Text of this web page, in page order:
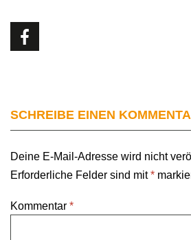
SCHREIBE EINEN
Deine E-Mail-Adresse wird nicht
Erforderliche Felder sind mit*
Kommentar *